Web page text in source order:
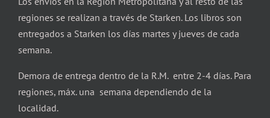
regiones se realizan a través de Starken. Los libros son
entregados a Starken los días martes y jueves de cada
semana.
Demora de entrega dentro de la R.M. entre 2-4 días. Para
regiones, máx. una semana dependiendo de la
localidad.